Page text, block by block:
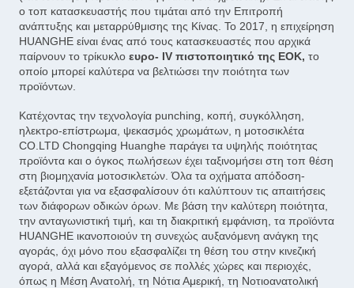
ο τοπ κατασκευαστής που τιμάται από την Επιτροπή
ανάπτυξης και μεταρρύθμισης της Κίνας. Το 2017, η επιχείρηση
HUANGHE είναι ένας από τους κατασκευαστές που αρχικά
παίρνουν το τρίκυκλο ευρο- IV πιστοποιητικό της ΕΟΚ, το
οποίο μπορεί καλύτερα να βελτιώσει την ποιότητα των
προϊόντων.
Κατέχοντας την τεχνολογία punching, κοπή, συγκόλληση,
ηλεκτρο-επίστρωμα, ψεκασμός χρωμάτων, η μοτοσικλέτα
CO.LTD Chongqing Huanghe παράγει τα υψηλής ποιότητας
προϊόντα και ο όγκος πωλήσεων έχει ταξινομήσει στη τοπ θέση
στη βιομηχανία μοτοσικλετών. Όλα τα οχήματα απόδοση-
εξετάζονται για να εξασφαλίσουν ότι καλύπτουν τις απαιτήσεις
των διάφορων οδικών όρων. Με βάση την καλύτερη ποιότητα,
την ανταγωνιστική τιμή, και τη διακριτική εμφάνιση, τα προϊόντα
HUANGHE ικανοποιούν τη συνεχώς αυξανόμενη ανάγκη της
αγοράς, όχι μόνο που εξασφαλίζει τη θέση του στην κινεζική
αγορά, αλλά και εξαγόμενος σε πολλές χώρες και περιοχές,
όπως η Μέση Ανατολή, τη Νότια Αμερική, τη Νοτιοανατολική